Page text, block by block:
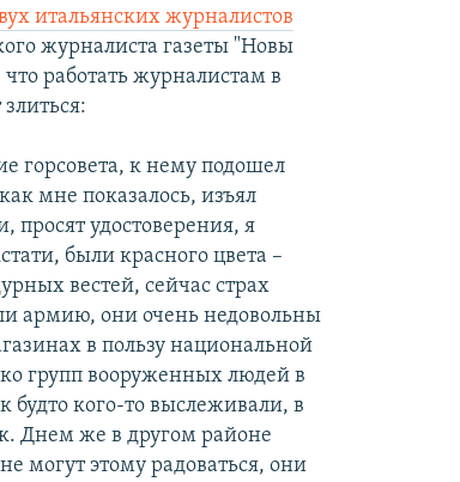
итальянских журналистов
журналиста газеты "Новы
работать журналистам в
горсовета, к нему подошел
мне показалось, изъял
удостоверения, я
были красного цвета –
вестей, сейчас страх
армию, они очень недовольны
в пользу национальной
групп вооруженных людей в
будто кого-то выслеживали, в
Днем же в другом районе
могут этому радоваться, они